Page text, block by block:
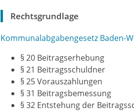
Rechtsgrundlage
Kommunalabgabengesetz Baden-
§ 20 Beitragserhebung
§ 21 Beitragsschuldner
§ 25 Vorauszahlungen
§ 31 Beitragsbemessung
§ 32 Entstehung der